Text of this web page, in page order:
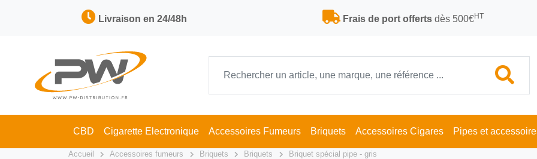
Livraison en 24/48h Frais de port offertsdès 500€HT
CBD Cigarette Electronique Accessoires Fumeurs Briquets Accessoires Cigares Pipes et
Accueil Accessoires fumeurs Briquets Briquets Briquet spécial pipe - gris